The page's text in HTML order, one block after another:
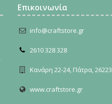
Επικοινωνία
info@craftstore.gr
2610 328 328
Κανάρη 22-24, Πάτρα, 26223
www.craftstore.gr